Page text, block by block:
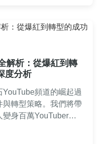
解析：從爆紅到轉
度分析
頻道的崛起過
轉型策略。我們將帶
身百萬YouTuber，
還是新觀眾，都能獲